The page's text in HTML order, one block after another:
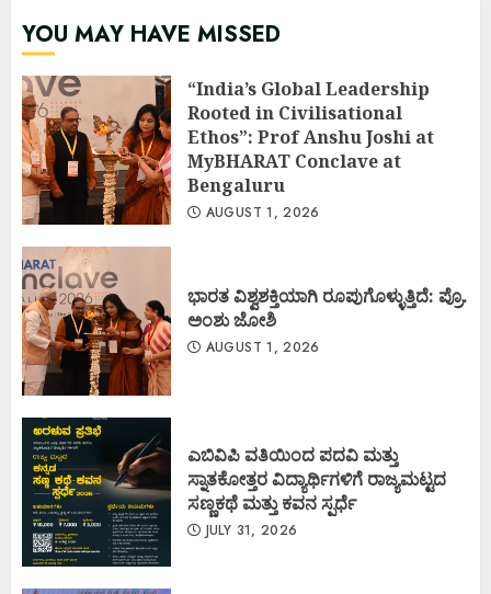
YOU MAY HAVE MISSED
“India’s Global Leadership
Rooted in Civilisational
Ethos”: Prof Anshu Joshi at
MyBHARAT Conclave at
Bengaluru
AUGUST 1, 2026
ಭಾರತ ವಿಶ್ವಶಕ್ತಿಯಾಗಿ ರೂಪುಗೊಳ್ಳುತ್ತಿದೆ: ಪ್ರೊ.
ಅಂಶು ಜೋಶಿ
AUGUST 1, 2026
ಎಬಿವಿಪಿ ವತಿಯಿಂದ ಪದವಿ ಮತ್ತು
ಸ್ನಾತಕೋತ್ತರ ವಿದ್ಯಾರ್ಥಿಗಳಿಗೆ ರಾಜ್ಯಮಟ್ಟದ
ಸಣ್ಣಕಥೆ ಮತ್ತು ಕವನ ಸ್ಪರ್ಧೆ
JULY 31, 2026